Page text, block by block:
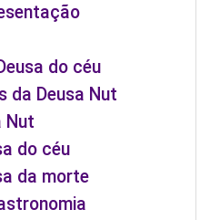
do céu
da Deusa Nut
Nut
do céu
da morte